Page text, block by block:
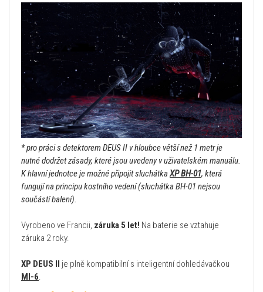
* pro práci s detektorem DEUS II v hloubce větší než 1 metr je
nutné dodržet zásady, které jsou uvedeny v uživatelském manuálu.
K hlavní jednotce je možné připojit sluchátkaXP BH-01, která
fungují na principu kostního vedení (sluchátka BH-01 nejsou
součástí balení).
Vyrobeno ve Francii, záruka 5 let! Na baterie se vztahuje
záruka 2 roky.
XP DEUS II je plně kompatibilní s inteligentní dohledávačkou
MI-6.